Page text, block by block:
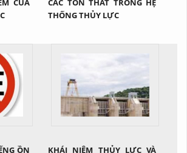
CỦA
CÁC TỔN THẤT TRONG HỆ
THỐNG THỦY LỰC
ỒN
KHÁI NIỆM THỦY LỰC VÀ